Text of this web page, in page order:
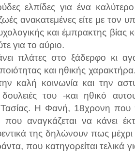
ελπίδες για ένα
ανακατεμένες είτε με τον
και έμπρακτης βίας
για το αύριο.
πλάτες στο ξάδερφο κι
και ηθικής
καλή κοινωνία και την
του -και ηθικό
Τασίας. Η Φανή, 18χρονη που
αναγκάζεται να κάνει
της δηλώνουν πως μέχρι
που κατηγορείται τελικά